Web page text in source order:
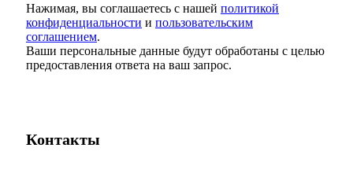
Нажимая, вы соглашаетесь с нашей политикой
конфиденциальности и пользовательским
соглашением.
Ваши персональные данные будут обработаны с целью
предоставления ответа на ваш запрос.
Контакты